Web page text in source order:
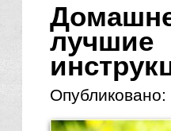
Опубликовано: